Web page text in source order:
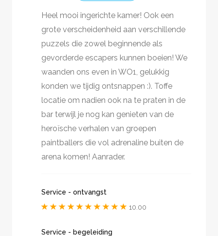
Heel mooi ingerichte kamer! Ook een
grote verscheidenheid aan verschillende
puzzels die zowel beginnende als
gevorderde escapers kunnen boeien! We
waanden ons even in WO1, gelukkig
konden we tijdig ontsnappen :). Toffe
locatie om nadien ook na te praten in de
bar terwijl je nog kan genieten van de
heroïsche verhalen van groepen
paintballers die vol adrenaline buiten de
arena komen! Aanrader.
Service - ontvangst
10.00
Service - begeleiding